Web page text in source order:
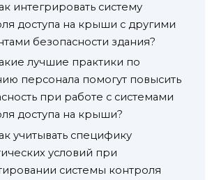
интегрировать систему
доступа на крыши с другими
безопасности здания?
лучшие практики по
персонала помогут повысить
при работе с системами
доступа на крыши?
учитывать специфику
условий при
системы контроля